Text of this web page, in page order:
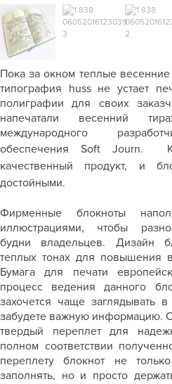
Пока за окном теплые
типография hussне устает
полиграфии для своих
напечатали весенний
международного
обеспечения Soft Journ.
качественный продукт, и
достойными.
Фирменные блокноты
иллюстрациями, чтобы
будни владельцев. Дизайн
теплых тонах для повышения
Бумага для печати
процесс ведения данного
захочется чаще заглядывать
забудете важную информацию.
твердый переплет для
полном соответствии
переплету блокнот не
заполнять, но и просто